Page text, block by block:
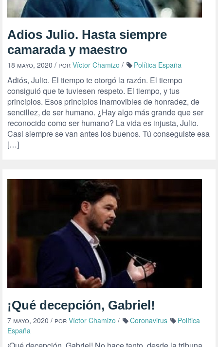
Adios Julio. Hasta siempre
camarada y maestro
18 mayo, 2020 / por Víctor Chamizo / Política España
Adiós, Julio. El tiempo te otorgó la razón. El tiempo
consiguió que te tuviesen respeto. El tiempo, y tus
principios. Esos principios inamovibles de honradez, de
sencillez, de ser humano. ¿Hay algo más grande que ser
reconocido como ser humano? La vida es injusta, Julio.
Casi siempre se van antes los buenos. Tú conseguiste esa
[…]
¡Qué decepción, Gabriel!
7 mayo, 2020 / por Víctor Chamizo / Coronavirus
Política
España